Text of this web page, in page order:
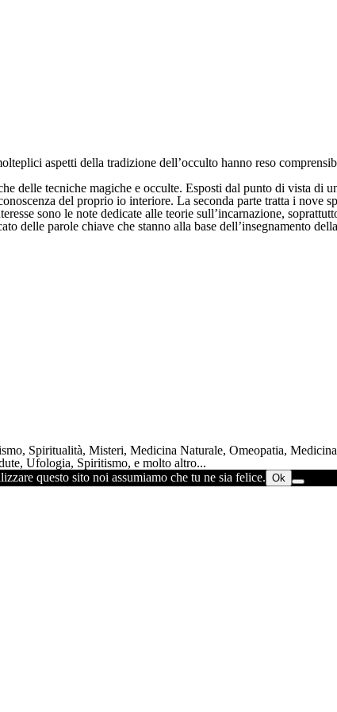
aspetti della tradizione dell’occulto hanno reso
delle tecniche magiche e occulte. Esposti dal punto di vista di
del proprio io interiore. La seconda parte tratta i nove
sono le note dedicate alle teorie sull’incarnazione,
delle parole chiave che stanno alla base dell’insegnamento
Spiritualità, Misteri, Medicina Naturale, Omeopatia,
Ufologia, Spiritismo, e molto altro...
questo sito noi assumiamo che tu ne sia felice. Ok